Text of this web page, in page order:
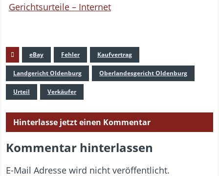
Gerichtsurteile – Internet
eBay Fehler Kaufvertrag
Landgericht Oldenburg Oberlandesgericht Oldenburg
Urteil Verkäufer
Hinterlasse jetzt einen Kommentar
Kommentar hinterlassen
E-Mail Adresse wird nicht veröffentlicht.